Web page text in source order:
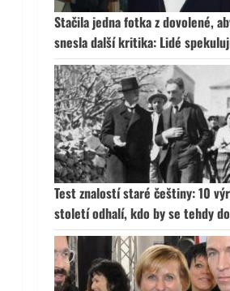
Stačila jedna fotka z dovolené,
snesla další kritika: Lidé
Test znalostí staré češtiny: 10
století odhalí, kdo by se tehdy